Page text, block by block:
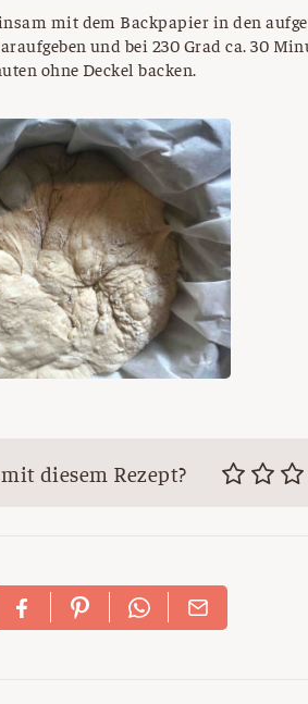
mit dem Backpapier in den
und bei 230 Grad ca. 30
ohne Deckel backen.
diesem Rezept?